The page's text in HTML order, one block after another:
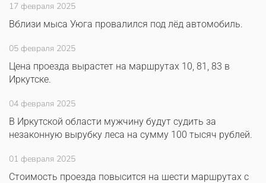
17 февраля 2025
Вблизи мыса Уюга провалился под лёд автомобиль.
05 февраля 2025
Цена проезда вырастет на маршрутах 10, 81, 83 в
Иркутске.
04 февраля 2025
В Иркутской области мужчину будут судить за
незаконную вырубку леса на сумму 100 тысяч рублей.
01 февраля 2025
Стоимость проезда повысится на шести маршрутах с